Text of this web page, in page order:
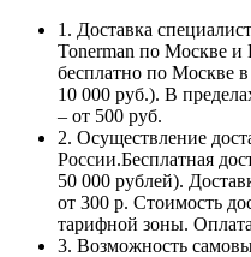
1. Доставка
Tonerman по Москве
бесплатно по Москве
10 000 руб.). В
– от 500 руб.
2. Осуществление
России.Бесплатная
50 000 рублей).
от 300 р. Стоимость
тарифной зоны.
3. Возможность